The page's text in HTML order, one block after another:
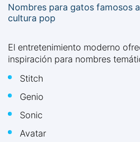
Nombres para gatos famosos
cultura pop
El entretenimiento moderno
inspiración para nombres
Stitch
Genio
Sonic
Avatar